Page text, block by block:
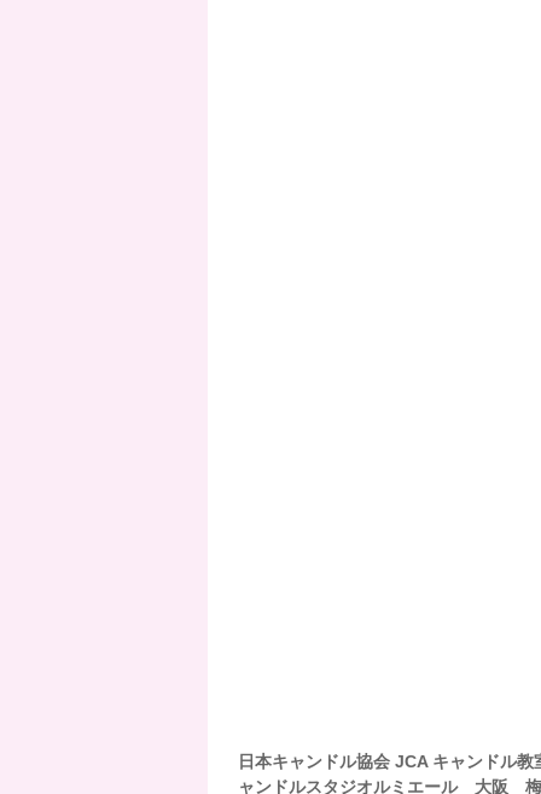
日本キャンドル協会 JCA キャンドル
ャンドルスタジオルミエール 大阪